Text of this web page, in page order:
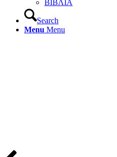
ΒΙΒΛΙΑ
Search
Menu Menu